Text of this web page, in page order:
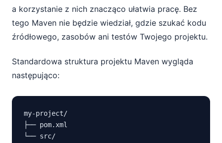
a korzystanie z nich znacząco ułatwia pracę. Bez
tego Maven nie będzie wiedział, gdzie szukać kodu
źródłowego, zasobów ani testów Twojego projektu.
Standardowa struktura projektu Maven wygląda
następująco:
my-project/
├── pom.xml
└── src/